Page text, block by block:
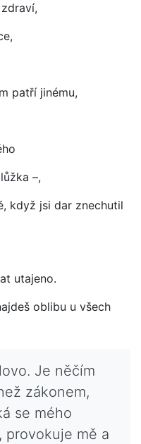
patří jinému,
–,
když jsi dar znechutil
utajeno.
oblibu u všech
Je něčím
zákonem,
se mého
provokuje mě a